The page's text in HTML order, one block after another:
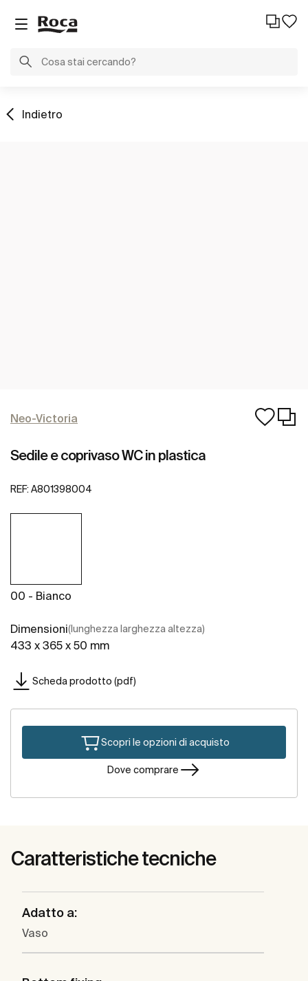
Indietro
Neo-Victoria
Sedile e coprivaso WC in plastica
REF: A801398004
00 - Bianco
Dimensioni(lunghezza larghezza altezza)
433 x 365 x 50 mm
Scheda prodotto (pdf)
Scopri le opzioni di acquisto
Dove comprare
Caratteristiche tecniche
Adatto a:
Vaso